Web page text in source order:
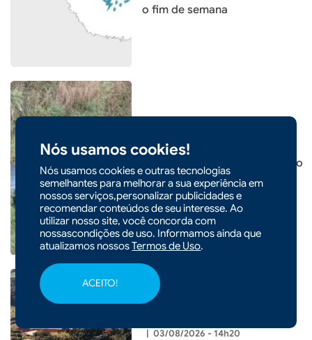
Nós usamos cookies!
Nós usamos cookies e outras tecnologias
semelhantes para melhorar a sua experiência em
nossos serviços,personalizar publicidades e
recomendar conteúdos de seu interesse. Ao
utilizar nosso site, você concorda com
nossascondições de uso. Informamos ainda que
atualizamos nossosTermos de Uso.
ACEITO!
o fim de semana
| 05/08/2026 - 09h17
Carro sai da pista após colisão
com caminhão em Xaxim
| 03/08/2026 - 14h20